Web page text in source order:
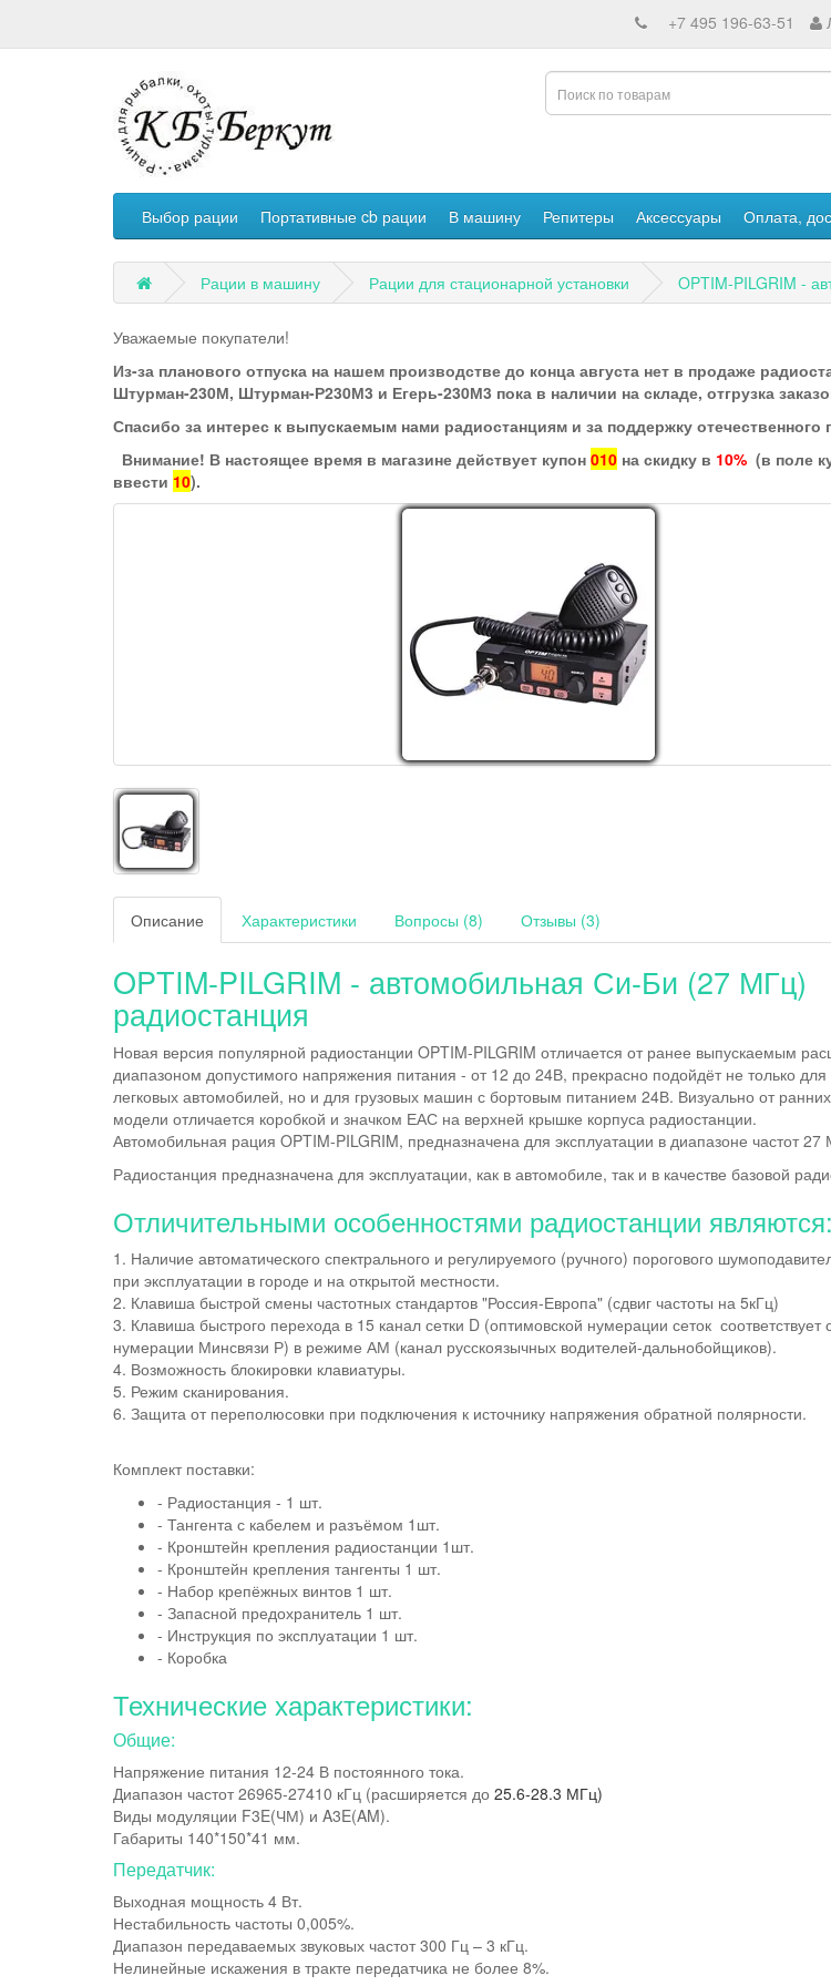
+7 495 196-63-51
Выбор рации Портативные cb рации В машину Репитеры Аксессуары Оплата,
Рации в машину Рации для стационарной установки OPTIM-PILGRIM -
Уважаемые покупатели!
Из-за планового отпуска на нашем производстве до конца августа нет в продаже
Штурман-230М, Штурман-Р230М3 и Егерь-230М3 пока в наличии на складе, отгрузка
Спасибо за интерес к выпускаемым нами радиостанциям и за поддержку отечественного
Внимание! В настоящее время в магазине действует купон 010 на скидку в 10% (в поле
ввести 10).
Описание Характеристики Вопросы (8) Отзывы (3)
OPTIM-PILGRIM - автомобильная Си-Би (27 МГц)
радиостанция
Новая версия популярной радиостанции OPTIM-PILGRIM отличается от ранее выпускаемым
диапазоном допустимого напряжения питания - от 12 до 24В, прекрасно подойдёт не только
легковых автомобилей, но и для грузовых машин с бортовым питанием 24В. Визуально от
модели отличается коробкой и значком ЕАС на верхней крышке корпуса радиостанции.
Автомобильная рация OPTIM-PILGRIM, предназначена для эксплуатации в диапазоне частот
Радиостанция предназначена для эксплуатации, как в автомобиле, так и в качестве базовой
Отличительными особенностями радиостанции являются:
1. Наличие автоматического спектрального и регулируемого (ручного) порогового
при эксплуатации в городе и на открытой местности.
2. Клавиша быстрой смены частотных стандартов "Россия-Европа" (сдвиг частоты на 5кГц)
3. Клавиша быстрого перехода в 15 канал сетки D (оптимовской нумерации сеток соответствует
нумерации Минсвязи Р) в режиме АМ (канал русскоязычных водителей-дальнобойщиков).
4. Возможность блокировки клавиатуры.
5. Режим сканирования.
​6. Защита от переполюсовки при подключения к источнику напряжения обратной полярности.
Комплект поставки:
- Радиостанция - 1 шт.
- Тангента с кабелем и разъёмом 1шт.
- Кронштейн крепления радиостанции 1шт.
- Кронштейн крепления тангенты 1 шт.
- Набор крепёжных винтов 1 шт.
- Запасной предохранитель 1 шт.
- Инструкция по эксплуатации 1 шт.
- Коробка
Технические характеристики:
Общие:
Напряжение питания 12-24 В постоянного тока.
Диапазон частот 26965-27410 кГц (расширяется до 25.6-28.3 МГц)
Виды модуляции F3E(ЧМ) и A3E(AM).
Габариты 140*150*41 мм.
Передатчик:
Выходная мощность 4 Вт.
Нестабильность частоты 0,005%.
Диапазон передаваемых звуковых частот 300 Гц – 3 кГц.
Нелинейные искажения в тракте передатчика не более 8%.